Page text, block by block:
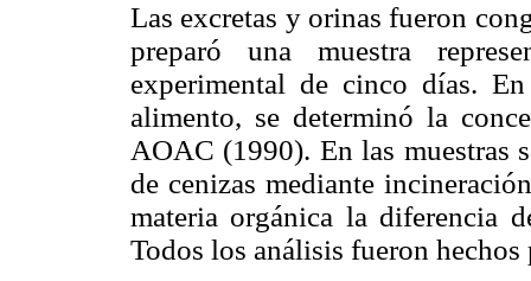
Las excretas y orinas fueron
preparó una muestra
experimental de cinco días.
alimento, se determinó la
AOAC (1990). En las muestras
de cenizas mediante
materia orgánica la diferencia
Todos los análisis fueron